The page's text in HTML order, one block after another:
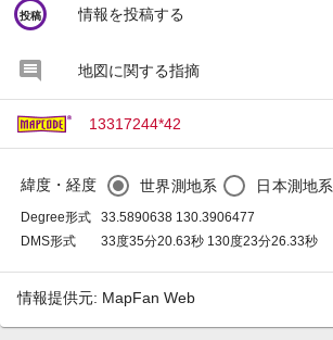
circle
投稿 情報を投稿する
地図に関する指摘
13317244*42
緯度・経度 世界測地系 日本測地系
Degree形式
33.5890638 130.3906477
DMS形式
33度35分20.63秒 130度23分26.33秒
情報提供元: MapFan Web